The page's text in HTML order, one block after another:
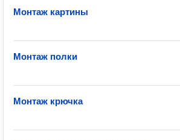
Монтаж картины
Монтаж полки
Монтаж крючка